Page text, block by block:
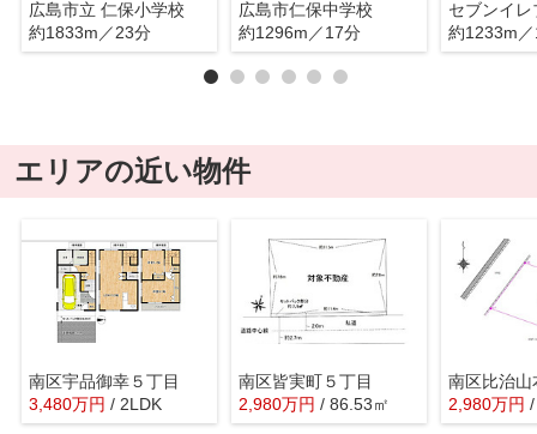
広島市立 仁保小学校
約1833m／23分
広島市仁保中学校
約1296m／17分
約1233m
エリアの近い物件
南区宇品御幸５丁目
3,480万円 / 2LDK
南区皆実町５丁目
2,980万円 / 86.53㎡
南区比治山
2,980万円